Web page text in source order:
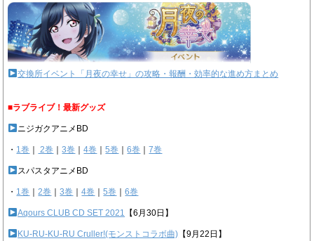
交換所イベント「月夜の幸せ」の攻略・報酬・効率的な進め方まとめ
■ラブライブ！最新グッズ
ニジガクアニメBD
・ 1巻 2巻 ｜3巻 ｜4巻 ｜5巻 ｜6巻 ｜7巻
スパスタアニメBD
・ 1巻 ｜2巻 ｜3巻 ｜4巻 ｜5巻 ｜6巻
Aqours CLUB CD SET 2021 【6月30日】
KU-RU-KU-RU Cruller!(モンストコラボ曲) 【9月22日】